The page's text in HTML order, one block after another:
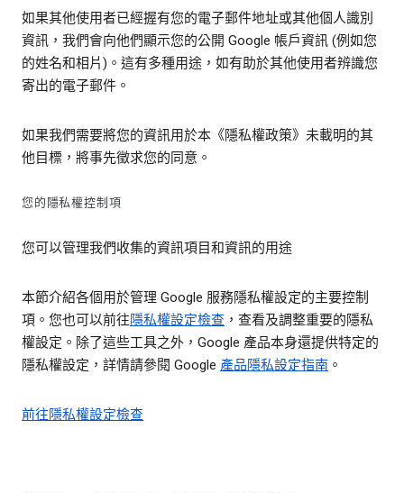
如果其他使用者已經握有您的電子郵件地址或其他個人識別
資訊，我們會向他們顯示您的公開 Google 帳戶資訊 (例如您
的姓名和相片)。這有多種用途，如有助於其他使用者辨識您
寄出的電子郵件。
如果我們需要將您的資訊用於本《隱私權政策》未載明的其
他目標，將事先徵求您的同意。
您的隱私權控制項
您可以管理我們收集的資訊項目和資訊的用途
本節介紹各個用於管理 Google 服務隱私權設定的主要控制
項。您也可以前往隱私權設定檢查 ，查看及調整重要的隱私
權設定。除了這些工具之外，Google 產品本身還提供特定的
隱私權設定，詳情請參閱 Google 產品隱私設定指南 。
前往隱私權設定檢查